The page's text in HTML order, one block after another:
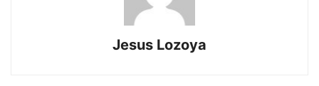
Jesus Lozoya